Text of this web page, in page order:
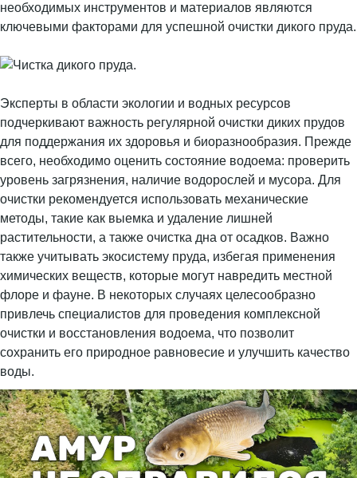
необходимых инструментов и материалов являются
ключевыми факторами для успешной очистки дикого пруда.
Эксперты в области экологии и водных ресурсов
подчеркивают важность регулярной очистки диких прудов
для поддержания их здоровья и биоразнообразия. Прежде
всего, необходимо оценить состояние водоема: проверить
уровень загрязнения, наличие водорослей и мусора. Для
очистки рекомендуется использовать механические
методы, такие как выемка и удаление лишней
растительности, а также очистка дна от осадков. Важно
также учитывать экосистему пруда, избегая применения
химических веществ, которые могут навредить местной
флоре и фауне. В некоторых случаях целесообразно
привлечь специалистов для проведения комплексной
очистки и восстановления водоема, что позволит
сохранить его природное равновесие и улучшить качество
воды.